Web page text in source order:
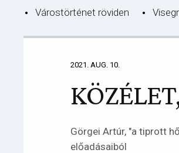
Várostörténet röviden
2021. AUG. 10.
Görgei Artúr, "a tiprott
előadásaiból